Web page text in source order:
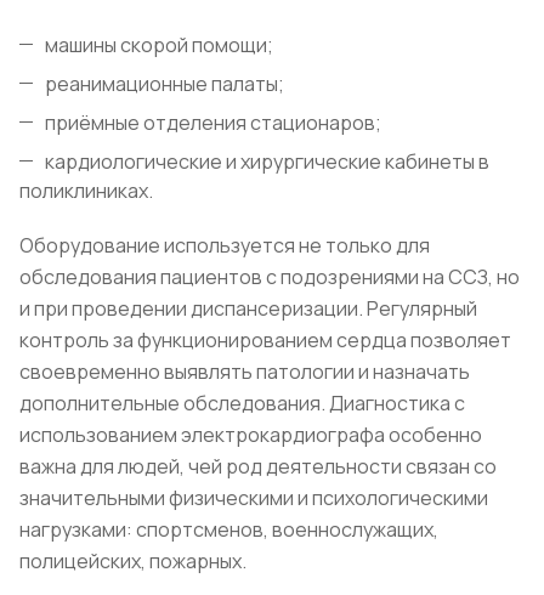
машины скорой помощи;
реанимационные палаты;
приёмные отделения стационаров;
кардиологические и хирургические кабинеты в
поликлиниках.
Оборудование используется не только для
обследования пациентов с подозрениями на ССЗ, но
и при проведении диспансеризации. Регулярный
контроль за функционированием сердца позволяет
своевременно выявлять патологии и назначать
дополнительные обследования. Диагностика с
использованием электрокардиографа особенно
важна для людей, чей род деятельности связан со
значительными физическими и психологическими
нагрузками: спортсменов, военнослужащих,
полицейских, пожарных.